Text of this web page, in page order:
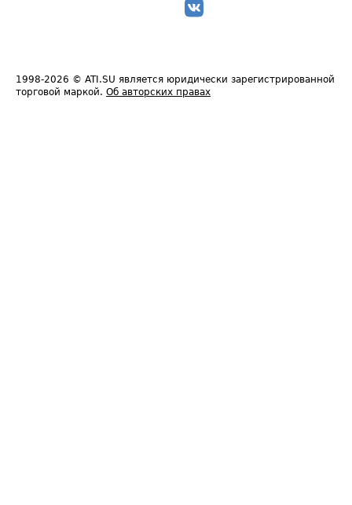
1998-2026 © ATI.SU является юридически зарегистрированной
торговой маркой. Об авторских правах